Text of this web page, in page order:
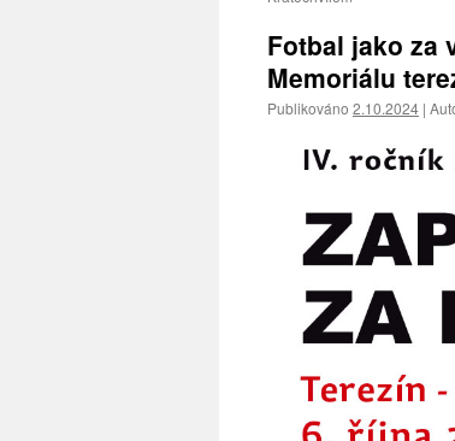
Fotbal jako za
Memoriálu
Publikováno 2.10.2024 |